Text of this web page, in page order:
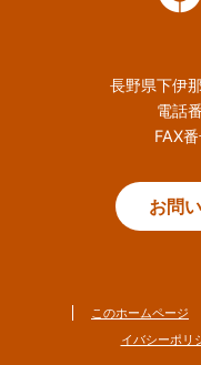
長野県下伊
電話
FAX
お問
このホームページ
イバシーポリ